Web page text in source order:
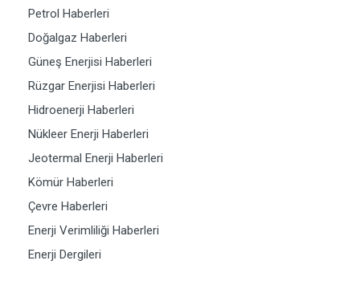
Petrol Haberleri
Doğalgaz Haberleri
Güneş Enerjisi Haberleri
Rüzgar Enerjisi Haberleri
Hidroenerji Haberleri
Nükleer Enerji Haberleri
Jeotermal Enerji Haberleri
Kömür Haberleri
Çevre Haberleri
Enerji Verimliliği Haberleri
Enerji Dergileri